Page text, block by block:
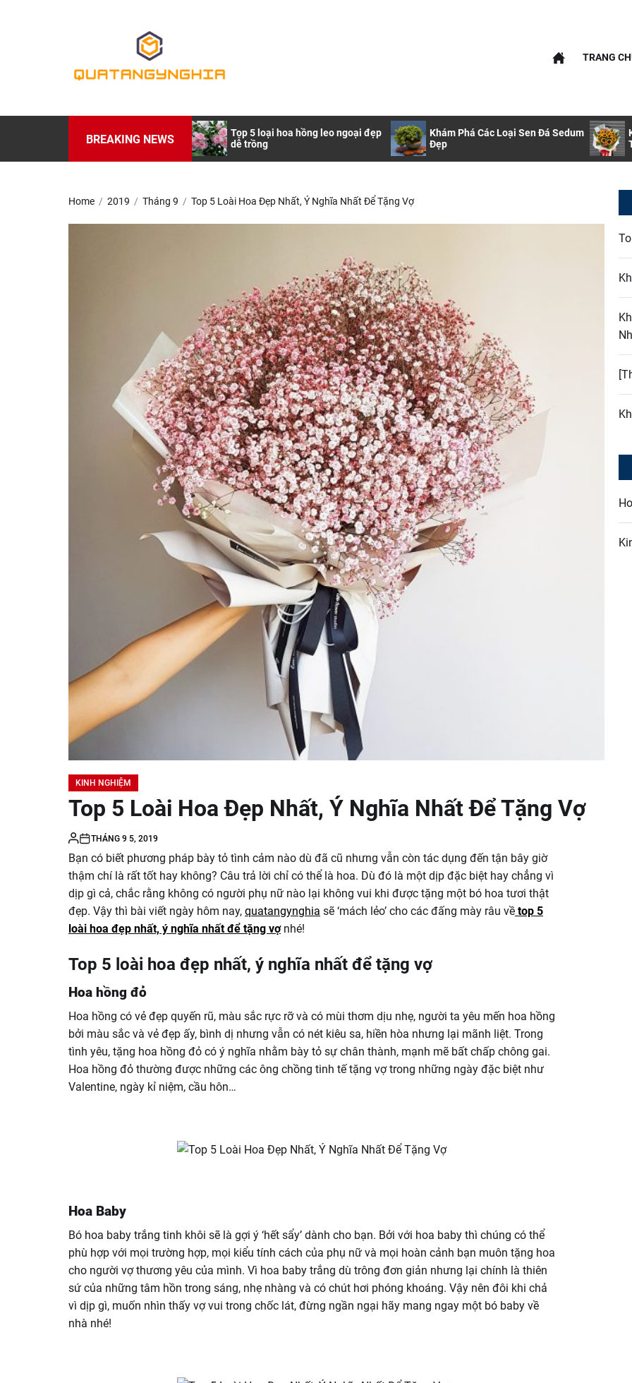
Quatangynghia.info
TRANG
BREAKING NEWS
Những Lưu Ý Nhỏ Khi Mua Quà
Top 5 loại hoa hồng leo ngoại đẹp
dễ trồng
Khám Phá Các Loại Sen Đá Sedum
Đẹp
Home 2019 Tháng 9 Top 5 Loài Hoa Đẹp Nhất, Ý Nghĩa Nhất Để Tặng Vợ
KINH NGHIỆM
Top 5 Loài Hoa Đẹp Nhất, Ý Nghĩa Nhất Để Tặng Vợ
THÁNG 9 5, 2019
Bạn có biết phương pháp bày tỏ tình cảm nào dù đã cũ nhưng vẫn còn tác dụng đến tận bây giờ
thậm chí là rất tốt hay không? Câu trả lời chỉ có thể là hoa. Dù đó là một dịp đặc biệt hay chẳng vì
dịp gì cả, chắc rằng không có người phụ nữ nào lại không vui khi được tặng một bó hoa tươi thật
đẹp. Vậy thì bài viết ngày hôm nay, quatangynghia sẽ ‘mách lẻo’ cho các đấng mày râu về top 5
loài hoa đẹp nhất, ý nghĩa nhất để tặng vợnhé!
Top 5 loài hoa đẹp nhất, ý nghĩa nhất để tặng vợ
Hoa hồng đỏ
Hoa hồng có vẻ đẹp quyến rũ, màu sắc rực rỡ và có mùi thơm dịu nhẹ, người ta yêu mến hoa hồng
bởi màu sắc và vẻ đẹp ấy, bình dị nhưng vẫn có nét kiêu sa, hiền hòa nhưng lại mãnh liệt. Trong
tình yêu, tặng hoa hồng đỏ có ý nghĩa nhằm bày tỏ sự chân thành, mạnh mẽ bất chấp chông gai.
Hoa hồng đỏ thường được những các ông chồng tinh tế tặng vợ trong những ngày đặc biệt như
Valentine, ngày kỉ niệm, cầu hôn…
Hoa Baby
Bó hoa baby trắng tinh khôi sẽ là gợi ý ‘hết sẩy’ dành cho bạn. Bởi với hoa baby thì chúng có thể
phù hợp với mọi trường hợp, mọi kiểu tính cách của phụ nữ và mọi hoàn cảnh bạn muôn tặng hoa
cho người vợ thương yêu của mình. Vì hoa baby trắng dù trông đơn giản nhưng lại chính là thiên
sứ của những tâm hồn trong sáng, nhẹ nhàng và có chút hơi phóng khoáng. Vậy nên đôi khi chả
vì dịp gì, muốn nhìn thấy vợ vui trong chốc lát, đừng ngần ngại hãy mang ngay một bó baby về
nhà nhé!